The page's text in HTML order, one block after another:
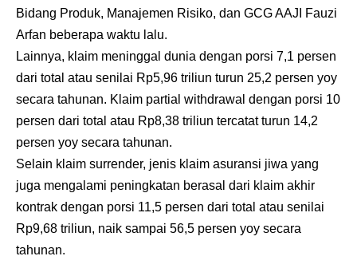
Bidang Produk, Manajemen Risiko, dan GCG AAJI Fauzi
Arfan beberapa waktu lalu.
Lainnya, klaim meninggal dunia dengan porsi 7,1 persen
dari total atau senilai Rp5,96 triliun turun 25,2 persen yoy
secara tahunan. Klaim partial withdrawal dengan porsi 10
persen dari total atau Rp8,38 triliun tercatat turun 14,2
persen yoy secara tahunan.
Selain klaim surrender, jenis klaim asuransi jiwa yang
juga mengalami peningkatan berasal dari klaim akhir
kontrak dengan porsi 11,5 persen dari total atau senilai
Rp9,68 triliun, naik sampai 56,5 persen yoy secara
tahunan.